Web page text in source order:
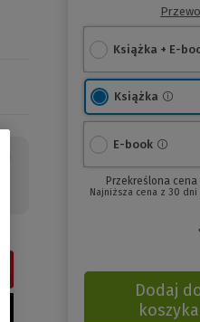
Książka + E-
Książka
E-book
Przekreślona
Najniższa cena z 30
Dodaj
koszyka